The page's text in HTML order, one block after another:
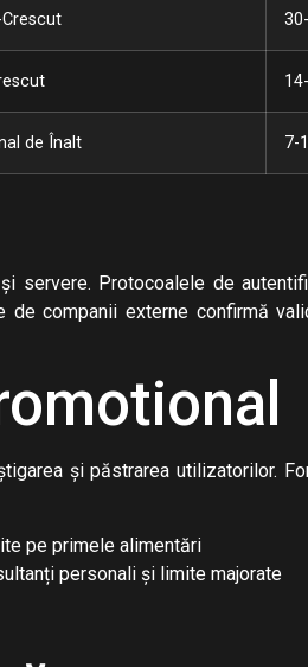
de Înalt 7-
servere. Protocoalele de
companii externe confirmă
și păstrarea utilizatorilor.
pe primele alimentări
personali și limite majorate